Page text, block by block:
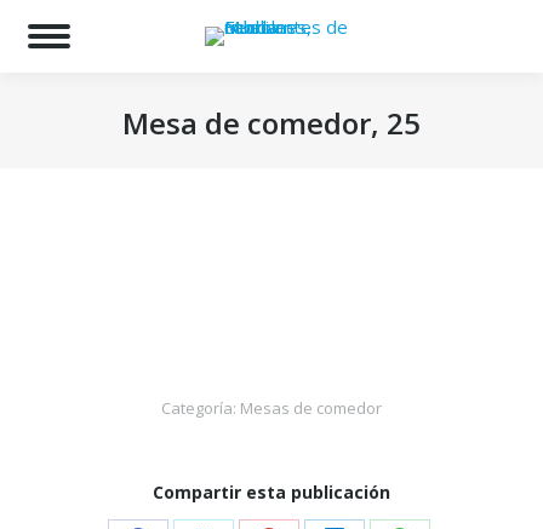
Mesa de comedor, 25
Categoría: Mesas de comedor
Compartir esta publicación